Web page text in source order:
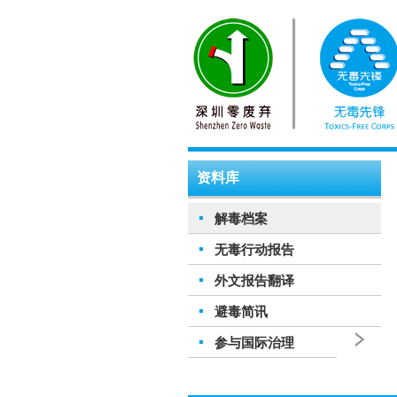
资料库
解毒档案
无毒行动报告
外文报告翻译
避毒简讯
参与国际治理